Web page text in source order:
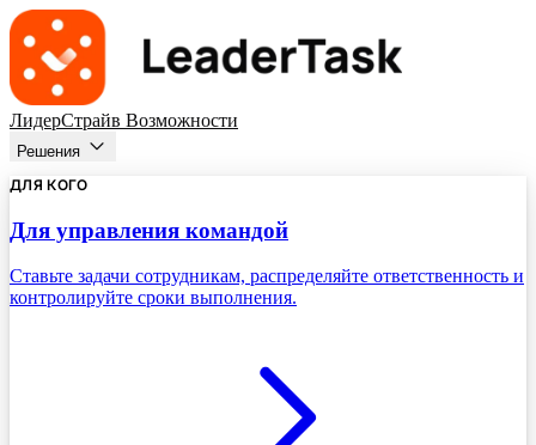
ЛидерСтрайв Возможности
Решения
ДЛЯ КОГО
Для управления командой
Ставьте задачи сотрудникам, распределяйте ответственность и
контролируйте сроки выполнения.